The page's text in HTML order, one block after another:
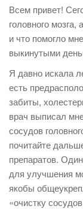
Всем привет!
головного
и что помогло
выкинутыми
Я давно искала
есть
забиты,
врач выписал
сосудов
почитайте
препаратов.
для улучшения
якобы
«очистку